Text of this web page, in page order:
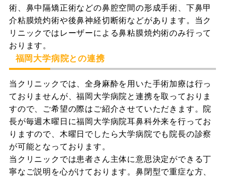
術、鼻中隔矯正術などの鼻腔空間の形成手術、下鼻甲
介粘膜焼灼術や後鼻神経切断術などがあります。当ク
リニックではレーザーによる鼻粘膜焼灼術のみ行って
おります。
福岡大学病院との連携
当クリニックでは、全身麻酔を用いた手術加療は行っ
ておりませんが、福岡大学病院と連携を取っておりま
すので、ご希望の際はご紹介させていただきます。院
長が毎週木曜日に福岡大学病院耳鼻科外来を行ってお
りますので、木曜日でしたら大学病院でも院長の診察
が可能となっております。
当クリニックでは患者さん主体に意思決定ができる丁
寧なご説明を心がけております。鼻閉型で重症な方、